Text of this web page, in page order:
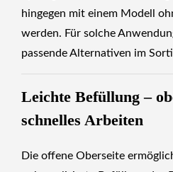
hingegen mit einem Modell
werden. Für solche
passende Alternativen im
Leichte Befüllung –
schnelles Arbeiten
Die offene Oberseite